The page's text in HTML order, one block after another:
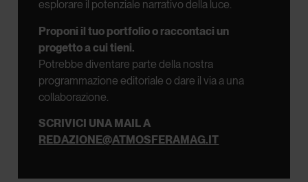
esplorare il potenziale narrativo della luce.
Proponi il tuo portfolio o raccontaci un
progetto a cui tieni.
Potrebbe diventare parte della nostra
programmazione editoriale o dare il via a una
collaborazione.
SCRIVICI UNA MAIL A
REDAZIONE@ATMOSFERAMAG.IT